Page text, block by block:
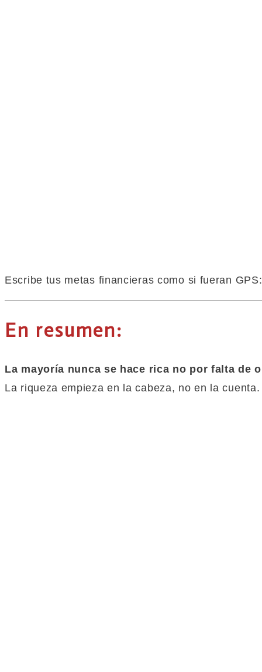
Escribe tus metas financieras como si fueran
En resumen:
La mayoría nunca se hace rica no por falta de
La riqueza empieza en la cabeza, no en la cuenta.